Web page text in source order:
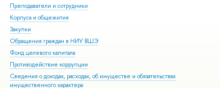
Преподаватели и сотрудники
Корпуса и общежития
Закупки
Обращения граждан в НИУ ВШЭ
Фонд целевого капитала
Противодействие коррупции
Сведения о доходах, расходах, об имуществе и обязательствах
имущественного характера